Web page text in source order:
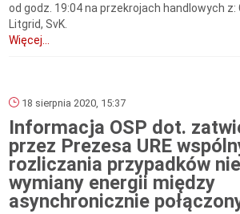
od godz. 19:04 na przekrojach handlowych z:
Litgrid, SvK.
Więcej...
18 sierpnia 2020, 15:37
Informacja OSP dot.
przez Prezesa URE
rozliczania przypadków
wymiany energii między
asynchronicznie